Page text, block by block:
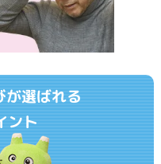
が選ばれる
ント